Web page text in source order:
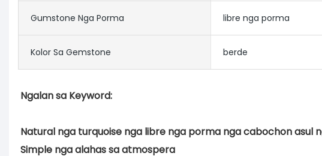
Gumstone Nga Porma libre nga porma
Kolor Sa Gemstone berde
Natural nga turquoise nga libre nga porma nga cabochon asul